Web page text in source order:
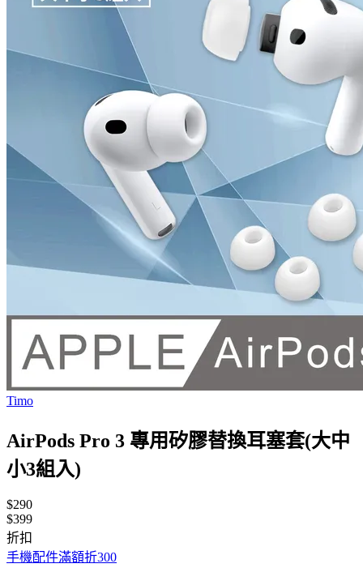
Timo
AirPods Pro 3 專用矽膠替換耳塞套(大中
小3組入)
$290
$399
折扣
手機配件滿額折300